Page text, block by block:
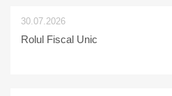
30.07.2026
Rolul Fiscal Unic